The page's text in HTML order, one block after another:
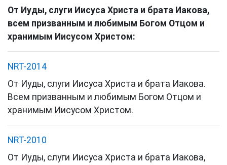
От Иуды, слуги Иисуса Христа и брата Иакова,
всем призванным и любимым Богом Отцом и
хранимым Иисусом Христом:
NRT-2014
От Иуды, слуги Иисуса Христа и брата Иакова.
Всем призванным и любимым Богом Отцом и
хранимым Иисусом Христом.
NRT-2010
От Иуды, слуги Иисуса Христа и брата Иакова,